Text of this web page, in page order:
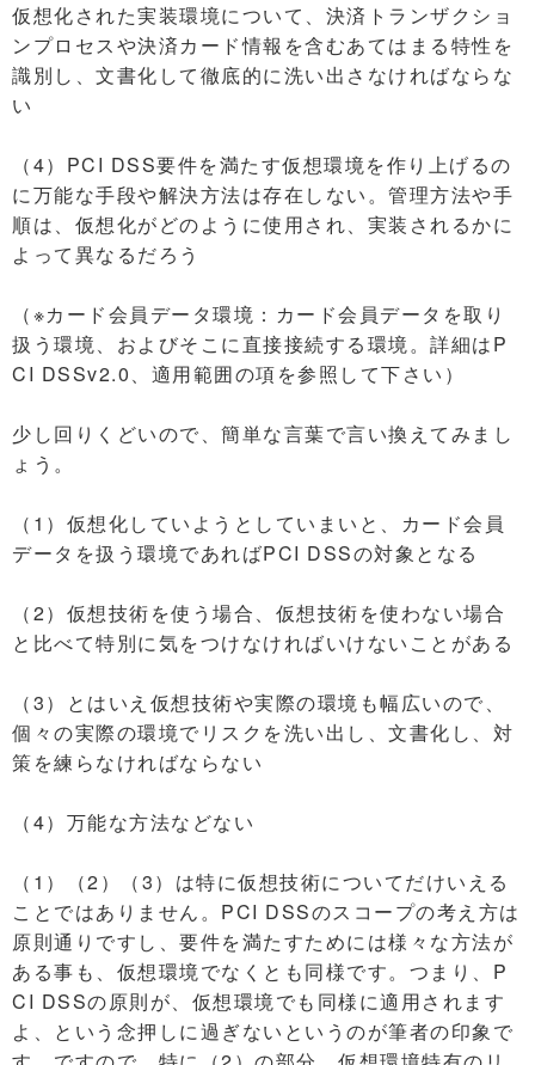
仮想化された実装環境について、決済トランザクショ
ンプロセスや決済カード情報を含むあてはまる特性を
識別し、文書化して徹底的に洗い出さなければならな
い
（4）PCI DSS要件を満たす仮想環境を作り上げるの
に万能な手段や解決方法は存在しない。管理方法や手
順は、仮想化がどのように使用され、実装されるかに
よって異なるだろう
（※カード会員データ環境：カード会員データを取り
扱う環境、およびそこに直接接続する環境。詳細はP
CI DSSv2.0、適用範囲の項を参照して下さい）
少し回りくどいので、簡単な言葉で言い換えてみまし
ょう。
（1）仮想化していようとしていまいと、カード会員
データを扱う環境であればPCI DSSの対象となる
（2）仮想技術を使う場合、仮想技術を使わない場合
と比べて特別に気をつけなければいけないことがある
（3）とはいえ仮想技術や実際の環境も幅広いので、
個々の実際の環境でリスクを洗い出し、文書化し、対
策を練らなければならない
（4）万能な方法などない
（1）（2）（3）は特に仮想技術についてだけいえる
ことではありません。PCI DSSのスコープの考え方は
原則通りですし、要件を満たすためには様々な方法が
ある事も、仮想環境でなくとも同様です。つまり、P
CI DSSの原則が、仮想環境でも同様に適用されます
よ、という念押しに過ぎないというのが筆者の印象で